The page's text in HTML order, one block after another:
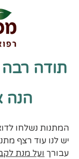
תודה
הנה
המתנות נשלחו
יש לנו עוד רצף
עבורך ועל מנת